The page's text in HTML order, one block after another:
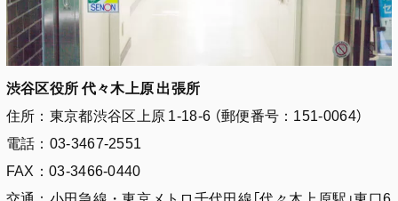
渋谷区役所 代々木上原 出張所
住所：東京都渋谷区上原 1-18-6 （郵便番号：151-0064）
電話：03-3467-2551
FAX：03-3466-0440